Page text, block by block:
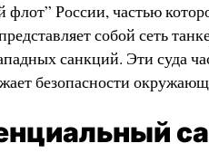
флот” России, частью
собой сеть
санкций. Эти суда
безопасности